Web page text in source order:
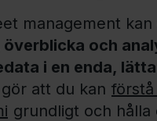
management kan
överblicka och
i en enda,
att du kan förstå
grundligt och hålla